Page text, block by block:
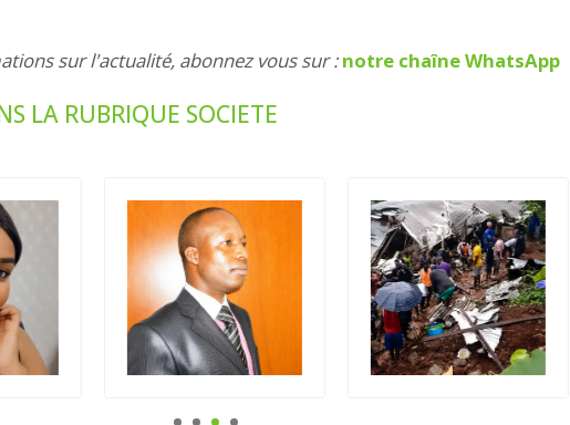
sur l'actualité, abonnez vous sur :notre chaîne WhatsApp
LA RUBRIQUE SOCIETE